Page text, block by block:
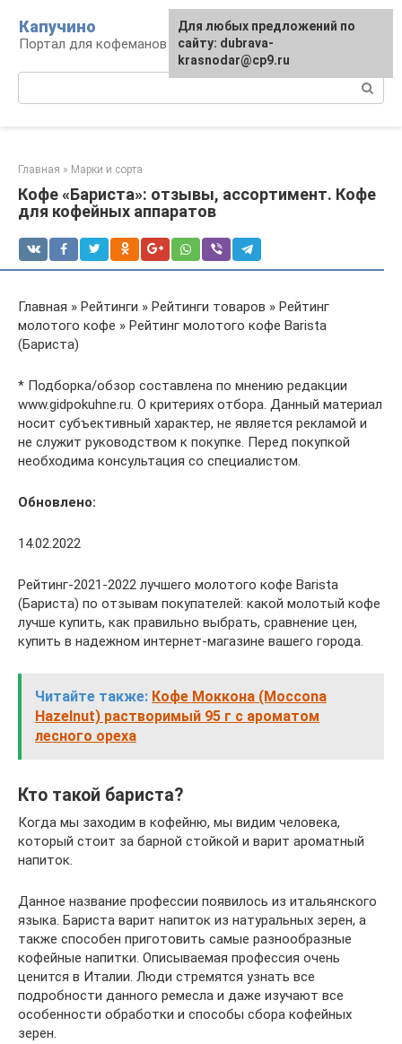
контенту
Капучино
Портал для кофеманов
Главная » Марки и сорта
Кофе «Бариста»: отзывы, ассортимент. Кофе
для кофейных аппаратов
Главная » Рейтинги » Рейтинги товаров » Рейтинг
молотого кофе » Рейтинг молотого кофе Barista
(Бариста)
* Подборка/обзор составлена по мнению редакции
www.gidpokuhne.ru. О критериях отбора. Данный материал
носит субъективный характер, не является рекламой и
не служит руководством к покупке. Перед покупкой
необходима консультация со специалистом.
Обновлено:
14.02.2022
Рейтинг-2021-2022 лучшего молотого кофе Barista
(Бариста) по отзывам покупателей: какой молотый кофе
лучше купить, как правильно выбрать, сравнение цен,
купить в надежном интернет-магазине вашего города.
Читайте также: Кофе Моккона (Moccona
Hazelnut) растворимый 95 г с ароматом
лесного ореха
Кто такой бариста?
Когда мы заходим в кофейню, мы видим человека,
который стоит за барной стойкой и варит ароматный
напиток.
Данное название профессии появилось из итальянского
языка. Бариста варит напиток из натуральных зерен, а
также способен приготовить самые разнообразные
кофейные напитки. Описываемая профессия очень
ценится в Италии. Люди стремятся узнать все
подробности данного ремесла и даже изучают все
особенности обработки и способы сбора кофейных
зерен.
Для любых предложений по
сайту: dubrava-
krasnodar@cp9.ru